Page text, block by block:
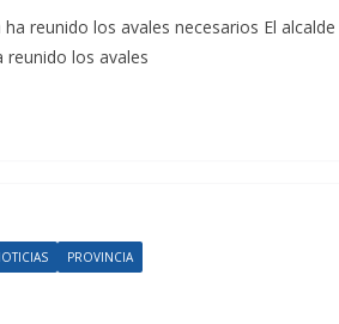
reunido los avales necesarios El
reunido los avales
PROVINCIA